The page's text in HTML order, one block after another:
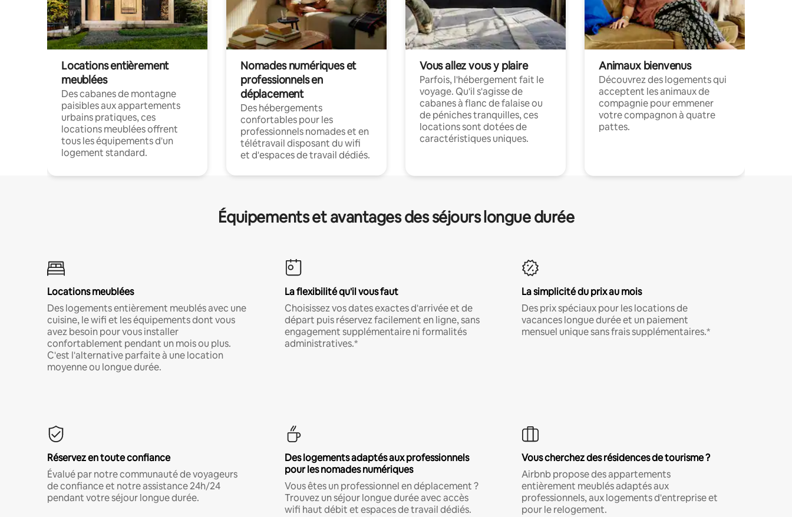
Locations entièrement
meublées
Des cabanes de montagne
paisibles aux appartements
urbains pratiques, ces
locations meublées offrent
tous les équipements d'un
logement standard.
Nomades numériques et
professionnels en
déplacement
Des hébergements
confortables pour les
professionnels nomades et en
télétravail disposant du wifi
et d'espaces de travail dédiés.
Vous allez vous y plaire
Parfois, l'hébergement fait le
voyage. Qu'il s'agisse de
cabanes à flanc de falaise ou
de péniches tranquilles, ces
locations sont dotées de
caractéristiques uniques.
Animaux bienvenus
Découvrez des logements qui
acceptent les animaux de
compagnie pour emmener
votre compagnon à quatre
pattes.
Équipements et avantages des séjours longue durée
Locations meublées
Des logements entièrement meublés avec une
cuisine, le wifi et les équipements dont vous
avez besoin pour vous installer
confortablement pendant un mois ou plus.
C'est l'alternative parfaite à une location
moyenne ou longue durée.
La flexibilité qu'il vous faut
Choisissez vos dates exactes d'arrivée et de
départ puis réservez facilement en ligne, sans
engagement supplémentaire ni formalités
administratives.*
La simplicité du prix au mois
Des prix spéciaux pour les locations de
vacances longue durée et un paiement
mensuel unique sans frais supplémentaires.*
Réservez en toute confiance
Évalué par notre communauté de voyageurs
de confiance et notre assistance 24h/24
pendant votre séjour longue durée.
Des logements adaptés aux professionnels
pour les nomades numériques
Vous êtes un professionnel en déplacement ?
Trouvez un séjour longue durée avec accès
wifi haut débit et espaces de travail dédiés.
Vous cherchez des résidences de tourisme ?
Airbnb propose des appartements
entièrement meublés adaptés aux
professionnels, aux logements d'entreprise et
pour le relogement.